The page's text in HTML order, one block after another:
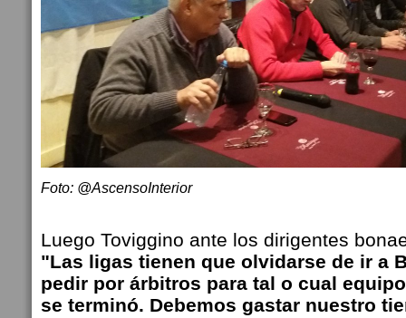
Foto: @AscensoInterior
Luego Toviggino ante los dirigentes
"Las ligas tienen que olvidarse de ir a
pedir por árbitros para tal o cual
se terminó. Debemos gastar nuestro